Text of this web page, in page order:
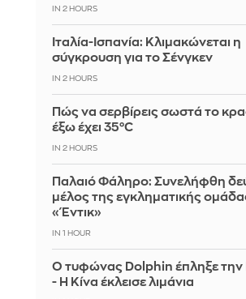
IN 2 HOURS
Ιταλία-Ισπανία: Κλιμακώνεται η
σύγκρουση για το Σένγκεν
IN 2 HOURS
Πώς να σερβίρεις σωστά το
έξω έχει 35°C
IN 2 HOURS
Παλαιό Φάληρο: Συνελήφθη
μέλος της εγκληματικής
«Έντικ»
IN 1 HOUR
Ο τυφώνας Dolphin έπληξε την
- Η Κίνα έκλεισε λιμάνια